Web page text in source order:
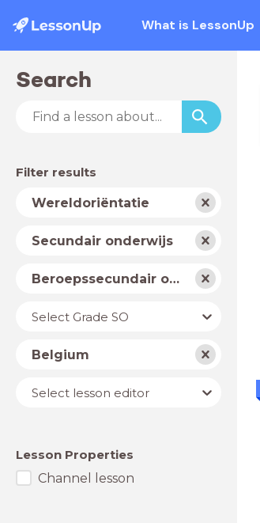
What is LessonUp
Search
Filter results
Subject
Wereldoriëntatie
School
typeSecundair onderwijs
Level Beroepssecundair onderwijs
YearSelect Grade SO
Country
Belgium
Lesson
editor
Select lesson editor
Lesson Properties
Channel lesson